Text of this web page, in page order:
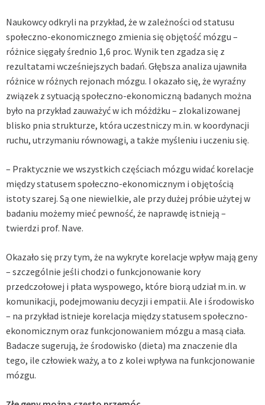
Naukowcy odkryli na przykład, że w zależności od statusu
społeczno-ekonomicznego zmienia się objętość mózgu –
różnice sięgały średnio 1,6 proc. Wynik ten zgadza się z
rezultatami wcześniejszych badań. Głębsza analiza ujawniła
różnice w różnych rejonach mózgu. I okazało się, że wyraźny
związek z sytuacją społeczno-ekonomiczną badanych można
było na przykład zauważyć w ich móżdżku – zlokalizowanej
blisko pnia strukturze, która uczestniczy m.in. w koordynacji
ruchu, utrzymaniu równowagi, a także myśleniu i uczeniu się.
– Praktycznie we wszystkich częściach mózgu widać korelacje
między statusem społeczno-ekonomicznym i objętością
istoty szarej. Są one niewielkie, ale przy dużej próbie użytej w
badaniu możemy mieć pewność, że naprawdę istnieją –
twierdzi prof. Nave.
Okazało się przy tym, że na wykryte korelacje wpływ mają geny
– szczególnie jeśli chodzi o funkcjonowanie kory
przedczołowej i płata wyspowego, które biorą udział m.in. w
komunikacji, podejmowaniu decyzji i empatii. Ale i środowisko
– na przykład istnieje korelacja między statusem społeczno-
ekonomicznym oraz funkcjonowaniem mózgu a masą ciała.
Badacze sugerują, że środowisko (dieta) ma znaczenie dla
tego, ile człowiek waży, a to z kolei wpływa na funkcjonowanie
mózgu.